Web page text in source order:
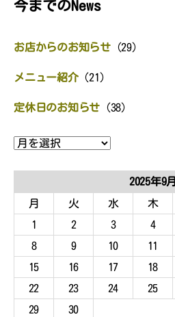
今までのNews
お店からのお知らせ(29)
メニュー紹介(21)
定休日のお知らせ (38)
ア
ー
イ
2025年9月
月
火 水 木
1
2 3 4
8
9 10 11
15
16 17 18
22
23 24 25
29
30